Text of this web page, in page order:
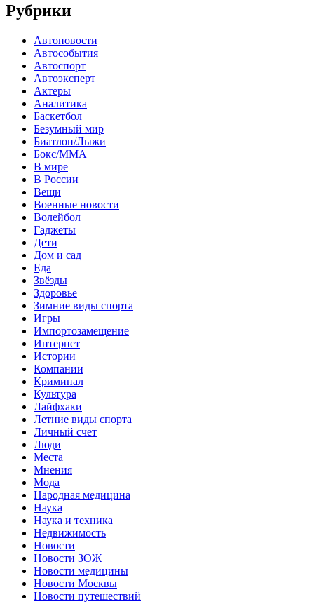
Рубрики
Автоновости
Автособытия
Автоспорт
Автоэксперт
Актеры
Аналитика
Баскетбол
Безумный мир
Биатлон/Лыжи
Бокс/MMA
В мире
В России
Вещи
Военные новости
Волейбол
Гаджеты
Дети
Дом и сад
Еда
Звёзды
Здоровье
Зимние виды спорта
Игры
Импортозамещение
Интернет
Истории
Компании
Криминал
Культура
Лайфхаки
Летние виды спорта
Личный счет
Люди
Места
Мнения
Мода
Народная медицина
Наука
Наука и техника
Недвижимость
Новости
Новости ЗОЖ
Новости медицины
Новости Москвы
Новости путешествий